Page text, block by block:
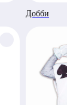
Добби